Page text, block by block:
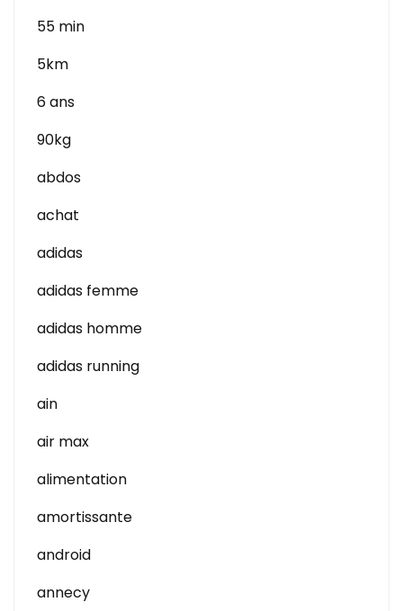
55 min
5km
6 ans
90kg
abdos
achat
adidas
adidas femme
adidas homme
adidas running
ain
air max
alimentation
amortissante
android
annecy